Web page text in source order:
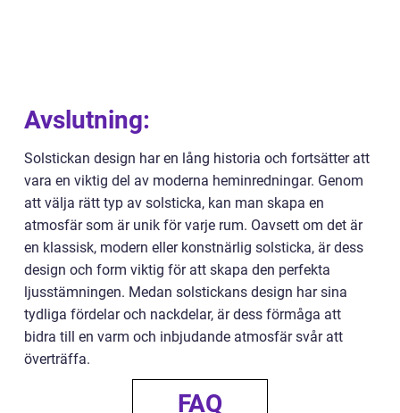
Avslutning:
Solstickan design har en lång historia och fortsätter att
vara en viktig del av moderna heminredningar. Genom
att välja rätt typ av solsticka, kan man skapa en
atmosfär som är unik för varje rum. Oavsett om det är
en klassisk, modern eller konstnärlig solsticka, är dess
design och form viktig för att skapa den perfekta
ljusstämningen. Medan solstickans design har sina
tydliga fördelar och nackdelar, är dess förmåga att
bidra till en varm och inbjudande atmosfär svår att
överträffa.
FAQ